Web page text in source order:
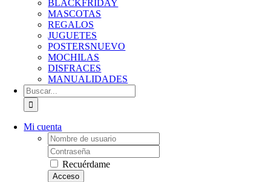
BLACKFRIDAY
MASCOTAS
REGALOS
JUGUETES
POSTERSNUEVO
MOCHILAS
DISFRACES
MANUALIDADES
Buscar:
Mi cuenta
Username:
Password:
Recuérdame